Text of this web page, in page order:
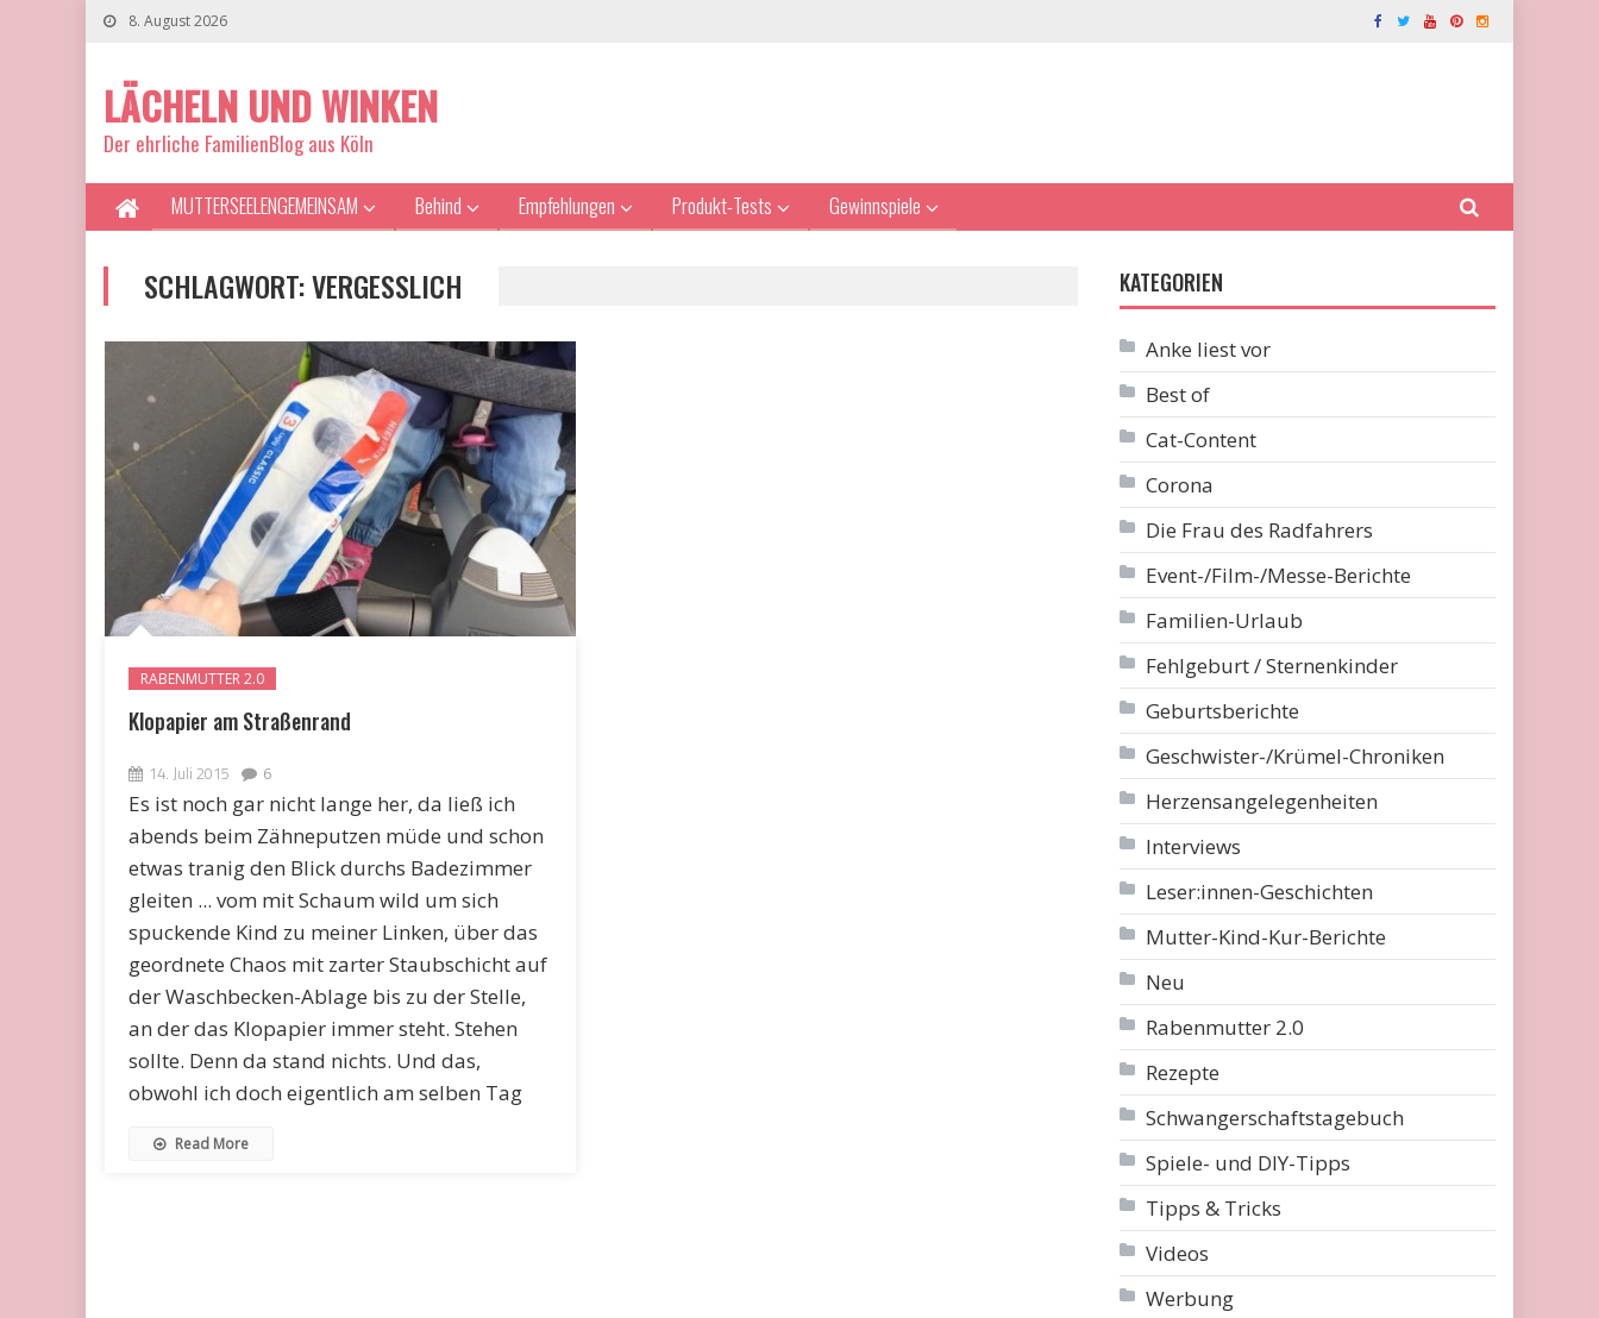
8. August 2026
LÄCHELN UND WINKEN
Der ehrliche FamilienBlog aus Köln
MUTTERSEELENGEMEINSAM Behind Empfehlungen Produkt-Tests Gewinnspiele
SCHLAGWORT:VERGESSLICH
RABENMUTTER 2.0
Klopapier am Straßenrand
14. Juli 2015 6
Es ist noch gar nicht lange her, da ließ ich
abends beim Zähneputzen müde und schon
etwas tranig den Blick durchs Badezimmer
gleiten ... vom mit Schaum wild um sich
spuckende Kind zu meiner Linken, über das
geordnete Chaos mit zarter Staubschicht auf
der Waschbecken-Ablage bis zu der Stelle,
an der das Klopapier immer steht. Stehen
sollte. Denn da stand nichts. Und das,
obwohl ich doch eigentlich am selben Tag
Read More
KATEGORIEN
Anke liest vor
Best of
Cat-Content
Corona
Die Frau des Radfahrers
Event-/Film-/Messe-Berichte
Familien-Urlaub
Fehlgeburt / Sternenkinder
Geburtsberichte
Geschwister-/Krümel-Chroniken
Herzensangelegenheiten
Interviews
Leser:innen-Geschichten
Mutter-Kind-Kur-Berichte
Neu
Rabenmutter 2.0
Rezepte
Schwangerschaftstagebuch
Spiele- und DIY-Tipps
Tipps & Tricks
Videos
Werbung